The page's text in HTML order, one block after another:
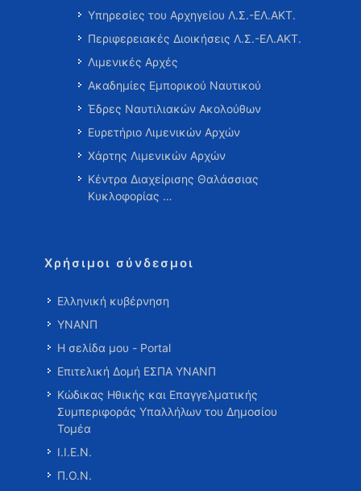
Υπηρεσίες του Αρχηγείου Λ.Σ.-ΕΛ.ΑΚΤ.
Περιφερειακές Διοικήσεις Λ.Σ.-ΕΛ.ΑΚΤ.
Λιμενικές Αρχές
Ακαδημίες Εμπορικού Ναυτικού
Έδρες Ναυτιλιακών Ακολούθων
Ευρετήριο Λιμενικών Αρχών
Χάρτης Λιμενικών Αρχών
Κέντρα Διαχείρισης Θαλάσσιας
Κυκλοφορίας …
Χρήσιμοι σύνδεσμοι
Ελληνική κυβέρνηση
ΥΝΑΝΠ
Η σελίδα μου - Portal
Επιτελική Δομή ΕΣΠΑ ΥΝΑΝΠ
Κώδικας Ηθικής και Επαγγελματικής
Συμπεριφοράς Υπαλλήλων του Δημοσίου
Τομέα
Ι.Ι.Ε.Ν.
Π.Ο.Ν.